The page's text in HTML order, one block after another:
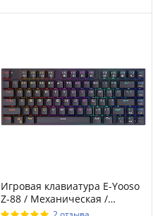
Игровая клавиатура E-Yooso
Z-88 / Механическая /
Outemu Brown Switch / RGB